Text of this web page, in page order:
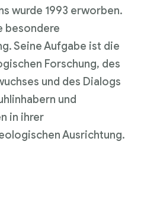
wurde 1993 erworben.
besondere
Seine Aufgabe ist die
Forschung, des
und des Dialogs
und
in ihrer
Ausrichtung.